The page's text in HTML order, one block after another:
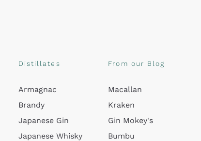
Distillates
Armagnac
Brandy
Japanese Gin
Japanese Whisky
From our Blog
Macallan
Kraken
Gin Mokey's
Bumbu